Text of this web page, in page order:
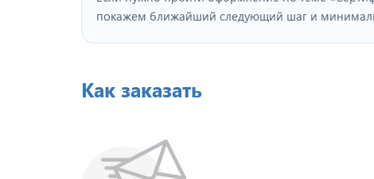
покажем ближайший следующий шаг и
Как заказать